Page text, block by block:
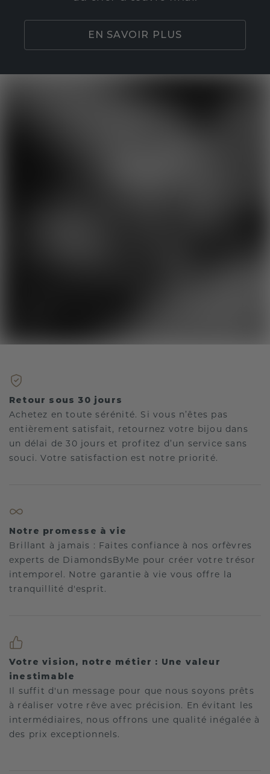
EN SAVOIR PLUS
Retour sous 30 jours
Achetez en toute sérénité. Si vous n’êtes pas
entièrement satisfait, retournez votre bijou dans
un délai de 30 jours et profitez d’un service sans
souci. Votre satisfaction est notre priorité.
Notre promesse à vie
Brillant à jamais : Faites confiance à nos orfèvres
experts de DiamondsByMe pour créer votre trésor
intemporel. Notre garantie à vie vous offre la
tranquillité d'esprit.
Votre vision, notre métier : Une valeur
inestimable
Il suffit d'un message pour que nous soyons prêts
à réaliser votre rêve avec précision. En évitant les
intermédiaires, nous offrons une qualité inégalée à
des prix exceptionnels.